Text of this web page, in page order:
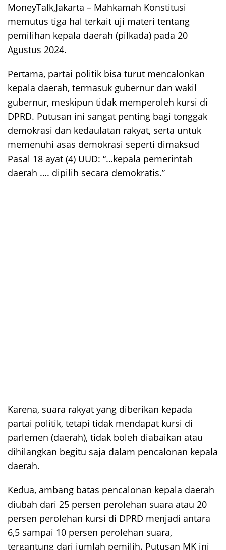
MoneyTalk,Jakarta – Mahkamah Konstitusi
memutus tiga hal terkait uji materi tentang
pemilihan kepala daerah (pilkada) pada 20
Agustus 2024.
Pertama, partai politik bisa turut mencalonkan
kepala daerah, termasuk gubernur dan wakil
gubernur, meskipun tidak memperoleh kursi di
DPRD. Putusan ini sangat penting bagi tonggak
demokrasi dan kedaulatan rakyat, serta untuk
memenuhi asas demokrasi seperti dimaksud
Pasal 18 ayat (4) UUD: “…kepala pemerintah
daerah …. dipilih secara demokratis.”
Karena, suara rakyat yang diberikan kepada
partai politik, tetapi tidak mendapat kursi di
parlemen (daerah), tidak boleh diabaikan atau
dihilangkan begitu saja dalam pencalonan kepala
daerah.
Kedua, ambang batas pencalonan kepala daerah
diubah dari 25 persen perolehan suara atau 20
persen perolehan kursi di DPRD menjadi antara
6,5 sampai 10 persen perolehan suara,
tergantung dari jumlah pemilih. Putusan MK ini